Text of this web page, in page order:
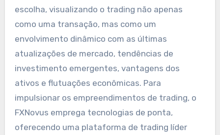
escolha, visualizando o trading não apenas
como uma transação, mas como um
envolvimento dinâmico com as últimas
atualizações de mercado, tendências de
investimento emergentes, vantagens dos
ativos e flutuações econômicas. Para
impulsionar os empreendimentos de trading, o
FXNovus emprega tecnologias de ponta,
oferecendo uma plataforma de trading líder